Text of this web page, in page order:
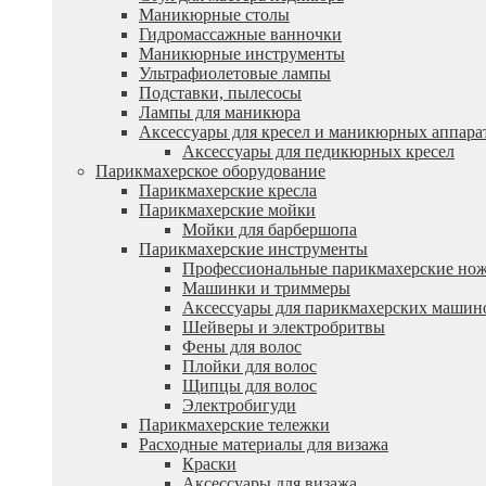
Маникюрные столы
Гидромассажные ванночки
Маникюрные инструменты
Ультрафиолетовые лампы
Подставки, пылесосы
Лампы для маникюра
Аксессуары для кресел и маникюрных
Аксессуары для педикюрных кресел
Парикмахерское оборудование
Парикмахерские кресла
Парикмахерские мойки
Мойки для барбершопа
Парикмахерские инструменты
Профессиональные парикмахерские
Машинки и триммеры
Аксессуары для парикмахерских
Шейверы и электробритвы
Фены для волос
Плойки для волос
Щипцы для волос
Электробигуди
Парикмахерские тележки
Расходные материалы для визажа
Краски